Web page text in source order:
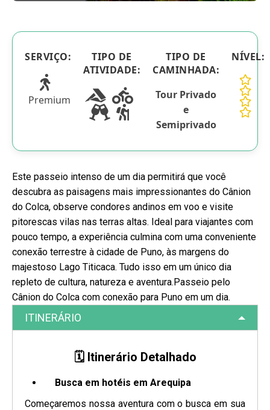
SERVIÇO:
Premium
TIPO DE
ATIVIDADE:
TIPO DE
CAMINHADA:
Tour Privado
e
Semiprivado
NÍVEL:
Este passeio intenso de um dia permitirá que você
descubra as paisagens mais impressionantes do Cânion
do Colca, observe condores andinos em voo e visite
pitorescas vilas nas terras altas. Ideal para viajantes com
pouco tempo, a experiência culmina com uma conveniente
conexão terrestre à cidade de Puno, às margens do
majestoso Lago Titicaca. Tudo isso em um único dia
repleto de cultura, natureza e aventura.Passeio pelo
Cânion do Colca com conexão para Puno em um dia.
ITINERÁRIO
🗓 Itinerário Detalhado
Busca em hotéis em Arequipa
Começaremos nossa aventura com o busca em sua